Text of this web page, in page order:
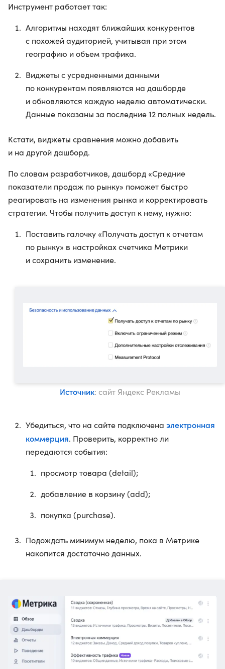
Инструмент работает так:
Алгоритмы находят ближайших конкурентов
с похожей аудиторией, учитывая при этом
географию и объем трафика.
Виджеты с усредненными данными
по конкурентам появляются на дашборде
и обновляются каждую неделю автоматически.
Данные показаны за последние 12 полных недель.
Кстати, виджеты сравнения можно добавить
и на другой дашборд.
По словам разработчиков, дашборд «Средние
показатели продаж по рынку» поможет быстро
реагировать на изменения рынка и корректировать
стратегии. Чтобы получить доступ к нему, нужно:
Поставить галочку «Получать доступ к отчетам
по рынку» в настройках счетчика Метрики
и сохранить изменение.
Источник: сайт Яндекс Рекламы
Убедиться, что на сайте подключена электронная
коммерция. Проверить, корректно ли
передаются события:
просмотр товара (detail);
добавление в корзину (add);
покупка (purchase).
Подождать минимум неделю, пока в Метрике
накопится достаточно данных.